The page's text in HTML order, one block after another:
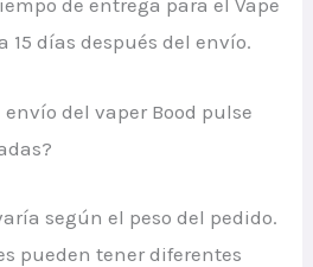
de entrega para el Vape
15 días después del envío.
del vaper Bood pulse
según el peso del pedido.
pueden tener diferentes